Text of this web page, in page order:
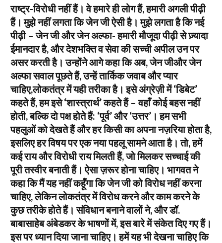
राष्ट्र-विरोधी नहीं हैं। वे हमारे ही लोग हैं, हमारी अगली पीढ़ी
हैं। मुझे नहीं लगता कि जेन जी ऐसी है। मुझे लगता है कि नई
पीढ़ी – जेन जी और जेन अल्फा- हमारी मौजूदा पीढ़ी से ज़्यादा
ईमानदार है, और देशभक्ति व सेवा की सच्ची अपील उन पर
असर करती है। उन्होंने आगे कहा कि अब, जेन जीऔर जेन
अल्फा सवाल पूछते हैं, उन्हें तार्किक जवाब और प्यार
चाहिए,लोकतंत्र में यही तरीका है। इसे अंग्रेज़ी में ‘डिबेट’
कहते हैं, हम इसे ‘शास्त्रार्थ’ कहते हैं – वहाँ कोई बहस नहीं
होती, बल्कि दो पक्ष होते हैं: ‘पूर्व’ और ‘उत्तर’। हम सभी
पहलुओं को देखते हैं और हर किसी का अपना नज़रिया होता है,
इसलिए हर विषय पर एक नया पहलू सामने आता है। तो, हमें
कई राय और विरोधी राय मिलती हैं, जो मिलकर सच्चाई की
पूरी तस्वीर बनाती हैं। ऐसा ज़रूर होना चाहिए। भागवत ने
कहा कि मैं यह नहीं कहूँगा कि जेन जी को विरोध नहीं करना
चाहिए, लेकिन लोकतंत्र में विरोध करने और काम करने के
कुछ तरीके होते हैं। संविधान बनाने वालों ने, और डॉ.
बाबासाहेब अंबेडकर के भाषणों में, इस बारे में संकेत दिए गए हैं।
इस पर ध्यान दिया जाना चाहिए। हमें यह भी देखना चाहिए कि